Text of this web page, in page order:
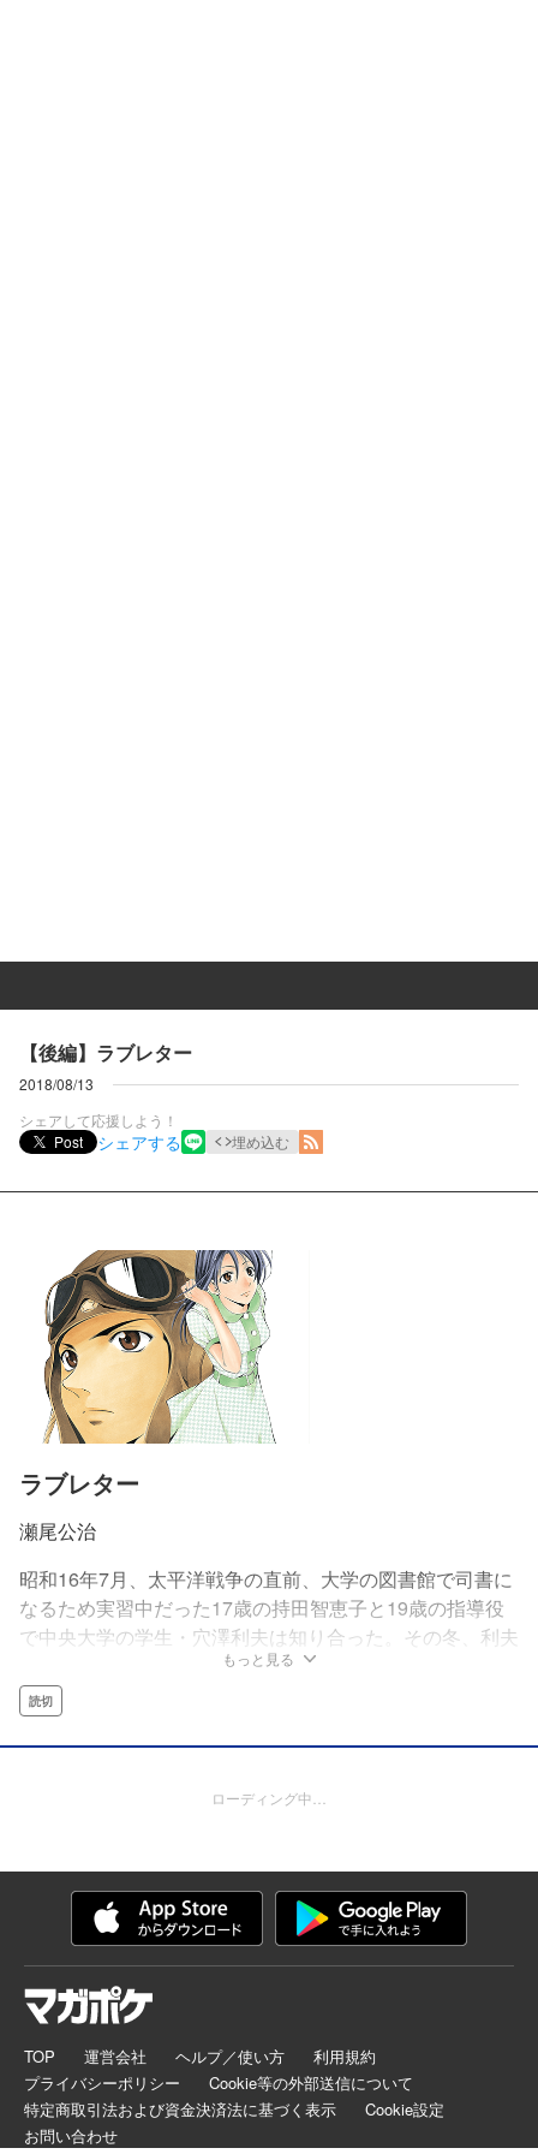
【後編】ラブレター
2018/08/13
シェアして応援しよう！
Post
シェアする 埋め込む
ラブレター
瀬尾公治
昭和16年7月、太平洋戦争の直前、大学の図書館で司書に
なるため実習中だった17歳の持田智恵子と19歳の指導役
で中央大学の学生・穴澤利夫は知り合った。その冬、利夫
は智恵子に告白をするが、当時、学生と付き合うのははし
たないという理由で智恵子の母に反対され、結局文通とい
う形で付き合うことになる。そして、少しずつ会うように
なり、だんだん距離が短くなっている頃、利夫から陸軍航
もっと見る
読切
ローディング中…
TOP 運営会社 ヘルプ／使い方
利用規約
プライバシーポリシー
Cookie等の外部送信について
特定商取引法および資金決済法に基づく表示
Cookie設定
お問い合わせ